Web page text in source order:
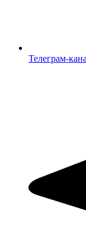
Телеграм-